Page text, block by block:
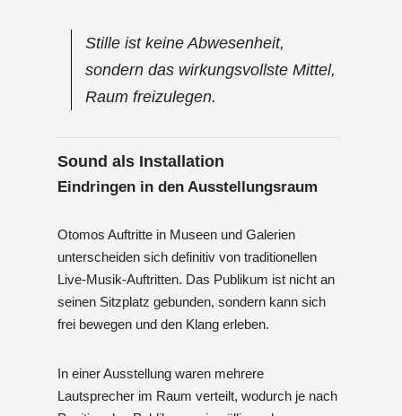
Stille ist keine Abwesenheit,
sondern das wirkungsvollste Mittel,
Raum freizulegen.
Sound als Installation
Eindringen in den Ausstellungsraum
Otomos Auftritte in Museen und Galerien
unterscheiden sich definitiv von traditionellen
Live-Musik-Auftritten. Das Publikum ist nicht an
seinen Sitzplatz gebunden, sondern kann sich
frei bewegen und den Klang erleben.
In einer Ausstellung waren mehrere
Lautsprecher im Raum verteilt, wodurch je nach